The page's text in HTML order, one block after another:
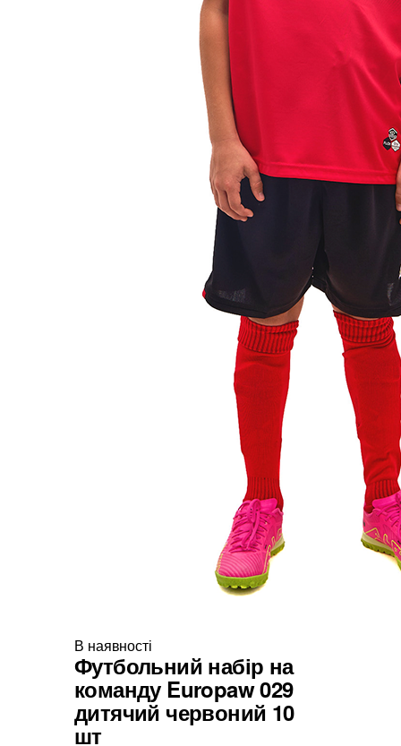
В наявності
Футбольний набір на
команду Europaw 029
дитячий червоний 10
шт